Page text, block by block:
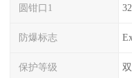
圆钳口1
防爆标志
保护等级